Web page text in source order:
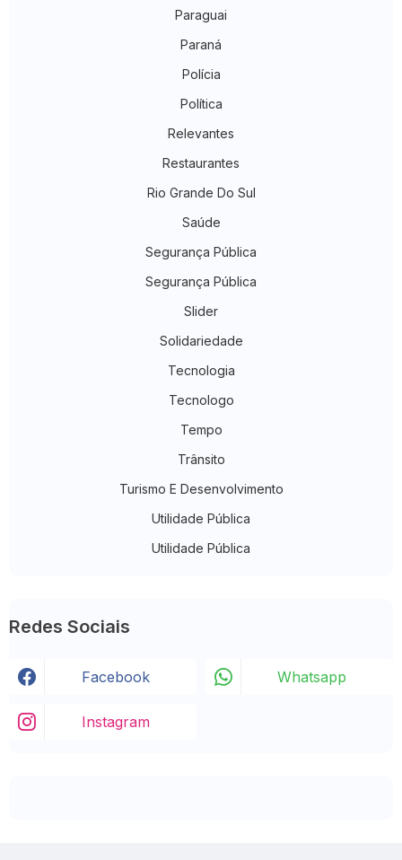
Paraguai
Paraná
Polícia
Política
Relevantes
Restaurantes
Rio Grande Do Sul
Saúde
Segurança Pública
Segurança Pública
Slider
Solidariedade
Tecnologia
Tecnologo
Tempo
Trânsito
Turismo E Desenvolvimento
Utilidade Pública
Utilidade Pública
Redes Sociais
Facebook Whatsapp
Instagram